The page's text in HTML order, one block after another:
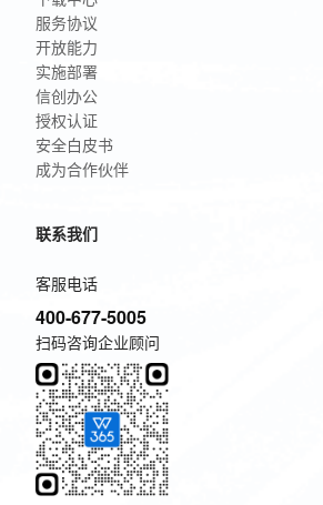
服务协议
开放能力
实施部署
信创办公
授权认证
安全白皮书
成为合作伙伴
联系我们
客服电话
400-677-5005
扫码咨询企业顾问